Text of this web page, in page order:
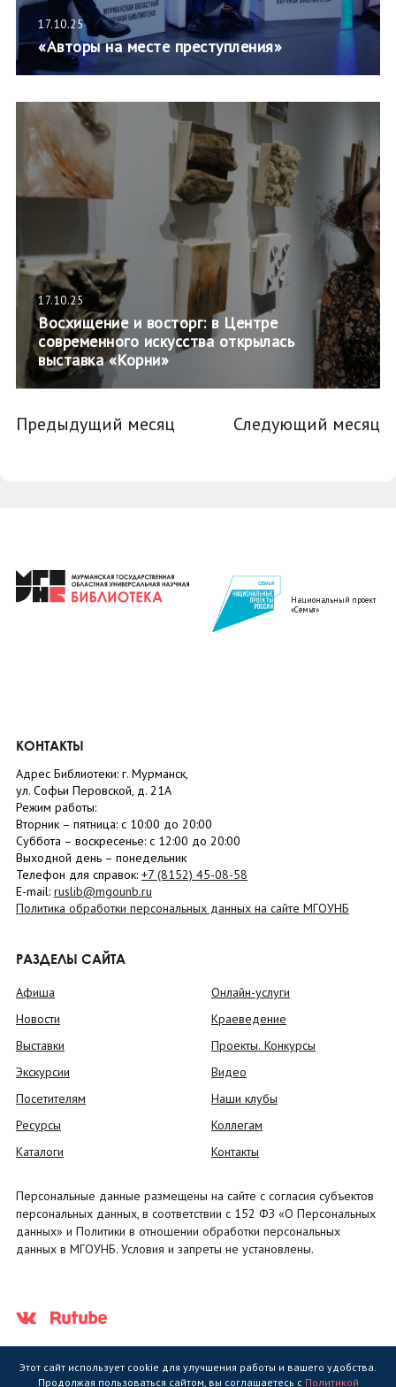
17.10.25
«Авторы на месте преступления»
17.10.25
Восхищение и восторг: в Центре
современного искусства открылась
выставка «Корни»
Предыдущий месяц Следующий месяц
Национальный проект
«Семья»
КОНТАКТЫ
Адрес Библиотеки: г. Мурманск,
ул. Софьи Перовской, д. 21А
Режим работы:
Вторник – пятница: с 10:00 до 20:00
Суббота – воскресенье: c 12:00 до 20:00
Выходной день – понедельник
Телефон для справок: +7 (8152) 45-08-58
E-mail: ruslib@mgounb.ru
Политика обработки персональных данных на сайте МГОУНБ
РАЗДЕЛЫ САЙТА
Афиша
Новости
Выставки
Экскурсии
Посетителям
Ресурсы
Каталоги
Онлайн-услуги
Краеведение
Проекты. Конкурсы
Видео
Наши клубы
Коллегам
Контакты
Персональные данные размещены на сайте с согласия субъектов
персональных данных, в соответствии с 152 ФЗ «О Персональных
данных» и Политики в отношении обработки персональных
данных в МГОУНБ. Условия и запреты не установлены.
Этот сайт использует cookie для улучшения работы и вашего удобства.
Продолжая пользоваться сайтом, вы соглашаетесь с Политикой